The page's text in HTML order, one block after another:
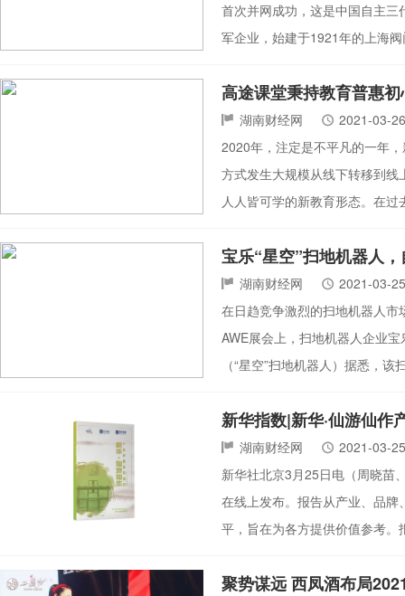
首次并网成功，这是中国自主
军企业，始建于1921年的上海
高途课堂秉持教育普惠
湖南财经网
2021-03-26
2020年，注定是不平凡的一年
方式发生大规模从线下转移到
人人皆可学的新教育形态。在
宝乐“星空”扫地机器人
湖南财经网
2021-03-25
在日趋竞争激烈的扫地机器人
AWE展会上，扫地机器人企业
（“星空”扫地机器人）据悉，
新华指数|新华·仙游仙作
湖南财经网
2021-03-25
新华社北京3月25日电（周晓苗
在线上发布。报告从产业、品
平，旨在为各方提供价值参考
聚势谋远 西凤酒布局